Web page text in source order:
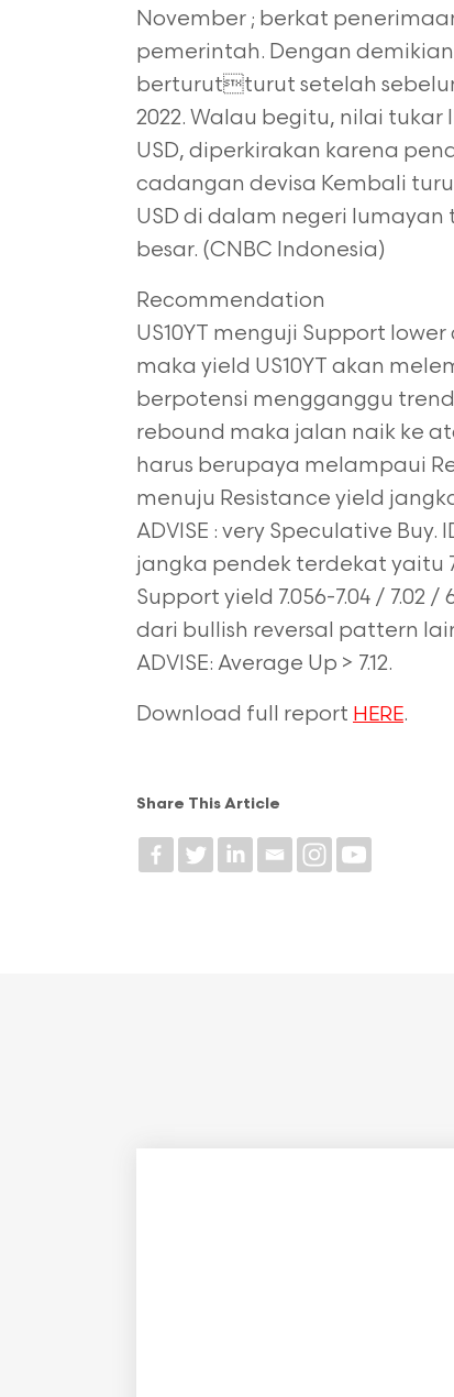
November ; berkat
pemerintah. Dengan
berturutturut setelah
2022. Walau begitu, nilai tukar
USD, diperkirakan karena
cadangan devisa Kembali
USD di dalam negeri
besar. (CNBC Indonesia)
Recommendation
US10YT menguji Support
maka yield US10YT akan
berpotensi mengganggu
rebound maka jalan naik ke
harus berupaya melampaui
menuju Resistance yield
ADVISE : very Speculative
jangka pendek terdekat yaitu
Support yield 7.056-7.04 / 7.02 /
dari bullish reversal pattern
ADVISE: Average Up > 7.12.
Download full report HERE.
Share This Article